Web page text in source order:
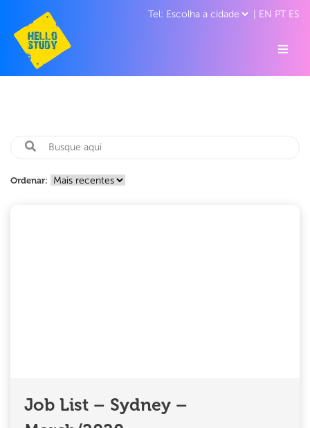
EN PT ES
Ordenar:
Job List – Sydney –